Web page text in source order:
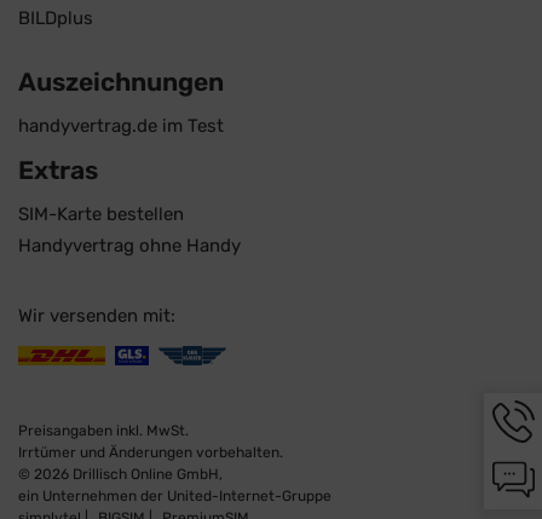
BILDplus
Auszeichnungen
handyvertrag.de im Test
Extras
SIM-Karte bestellen
Handyvertrag ohne Handy
Wir versenden mit:
Preisangaben inkl. MwSt.
Irrtümer und Änderungen vorbehalten.
© 2026 Drillisch Online GmbH,
ein Unternehmen der United-Internet-Gruppe
Chat-